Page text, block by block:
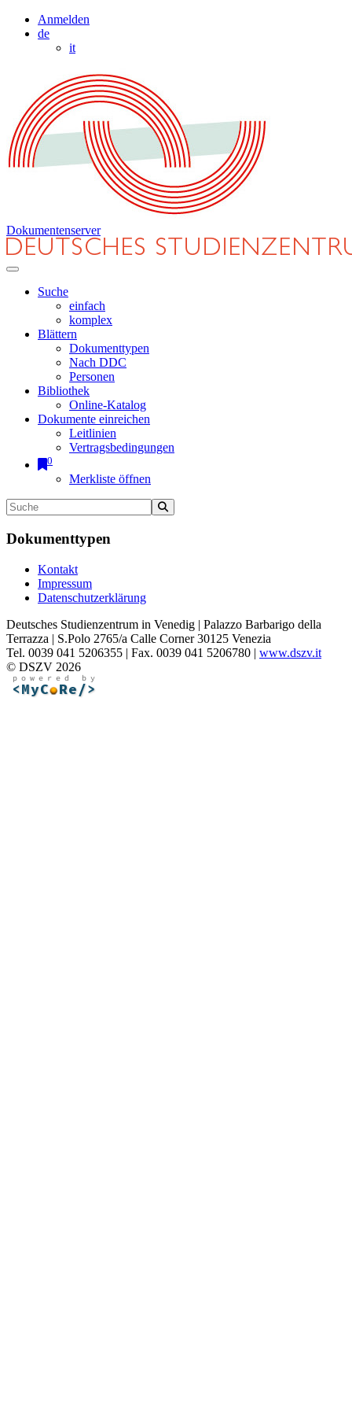
Anmelden
de
it
Dokumentenserver
Suche
einfach
komplex
Blättern
Dokumenttypen
Nach DDC
Personen
Bibliothek
Online-Katalog
Dokumente einreichen
Leitlinien
Vertragsbedingungen
0
Merkliste öffnen
Dokumenttypen
Kontakt
Impressum
Datenschutzerklärung
Deutsches Studienzentrum in Venedig | Palazzo Barbarigo della
Terrazza | S.Polo 2765/a Calle Corner 30125 Venezia
Tel. 0039 041 5206355 | Fax. 0039 041 5206780 | www.dszv.it
© DSZV 2026